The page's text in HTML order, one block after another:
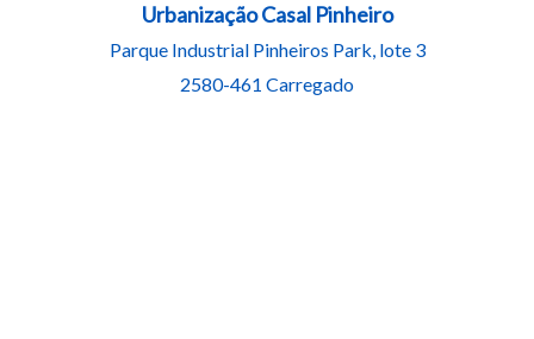
Urbanização Casal Pinheiro
Parque Industrial Pinheiros Park, lote 3
2580-461 Carregado